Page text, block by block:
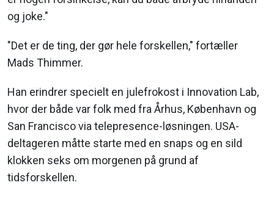
og joke."
"Det er de ting, der gør hele forskellen," fortæller
Mads Thimmer.
Han erindrer specielt en julefrokost i Innovation Lab,
hvor der både var folk med fra Århus, København og
San Francisco via telepresence-løsningen. USA-
deltageren måtte starte med en snaps og en sild
klokken seks om morgenen på grund af
tidsforskellen.